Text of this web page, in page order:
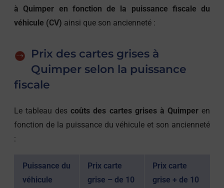
à Quimper en fonction de la puissance fiscale du
véhicule (CV) ainsi que son ancienneté :
Prix des cartes grises à
Quimper selon la puissance
fiscale
Le tableau descoûts des cartes grises à Quimperen
fonction de la puissance du véhicule et son ancienneté
:
Puissance du
véhicule
Prix carte
grise – de 10
Prix carte
grise + de 10